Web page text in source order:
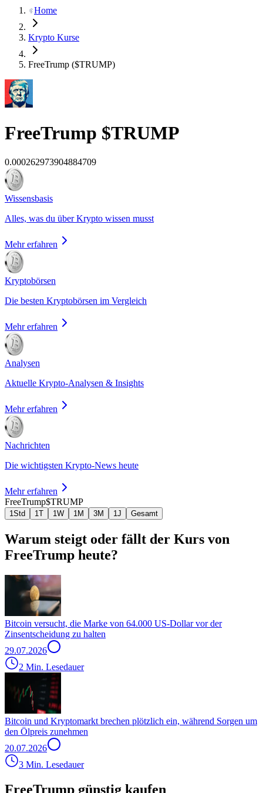
Home
Krypto Kurse
FreeTrump ($TRUMP)
FreeTrump $TRUMP
0.000262973904884709
Wissensbasis
Alles, was du über Krypto wissen musst
Mehr erfahren
Kryptobörsen
Die besten Kryptobörsen im Vergleich
Mehr erfahren
Analysen
Aktuelle Krypto-Analysen & Insights
Mehr erfahren
Nachrichten
Die wichtigsten Krypto-News heute
Mehr erfahren
FreeTrump$TRUMP
1Std 1T 1W 1M 3M 1J Gesamt
Warum steigt oder fällt der Kurs von
FreeTrump heute?
Bitcoin versucht, die Marke von 64.000 US-Dollar vor der
Zinsentscheidung zu halten
29.07.2026
2 Min. Lesedauer
Bitcoin und Kryptomarkt brechen plötzlich ein, während Sorgen um
den Ölpreis zunehmen
20.07.2026
3 Min. Lesedauer
FreeTrump günstig kaufen